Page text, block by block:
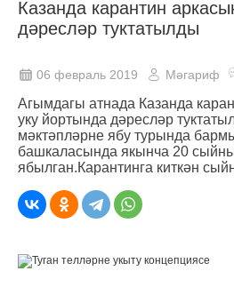
Казанда карантин
дәресләр туктатылды
06 февраль 2019 Мәгариф
Агымдагы атнада Казанда
уку йортында дәресләр
мәктәпләрне ябу турында
башкаласында якынча 20
ябылган.Карантинга киткән